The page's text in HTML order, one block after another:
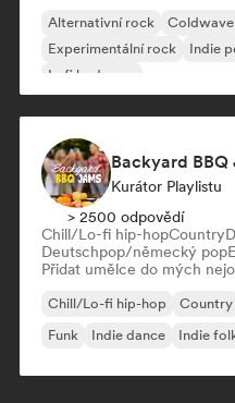
Alternativní rock Coldwave
Experimentální rock
Indie
Lofi bedroom
Backyard BBQ
Kurátor Playlistu
> 2500 odpovědí
Chill/Lo-fi hip-hopCountry
Deutschpop/německý pop
Přidat umělce do mých
Chill/Lo-fi hip-hop Country
Funk
Indie dance Indie